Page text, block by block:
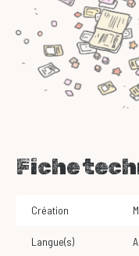
Fiche
Création
Langue(s)